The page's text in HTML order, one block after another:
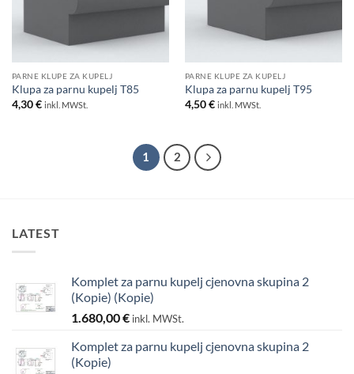
PARNE KLUPE ZA KUPELJ
Klupa za parnu kupelj T85
4,30€ inkl. MWSt.
PARNE KLUPE ZA KUPELJ
Klupa za parnu kupelj T95
4,50€ inkl. MWSt.
1 2
LATEST
Komplet za parnu kupelj cjenovna skupina 2
(Kopie) (Kopie)
1.680,00€ inkl. MWSt.
Komplet za parnu kupelj cjenovna skupina 2
(Kopie)